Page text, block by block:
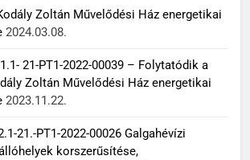
Zoltán Művelődési Ház energetikai
2024.03.08.
21-PT1-2022-00039 – Folytatódik a
Zoltán Művelődési Ház energetikai
2023.11.22.
21.-PT1-2022-00026 Galgahévízi
korszerűsítése,